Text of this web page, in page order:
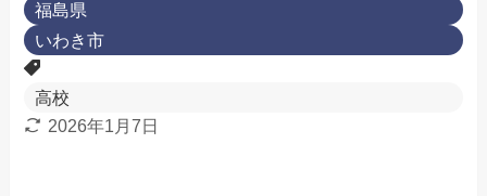
福島県
いわき市
高校
2026年1月7日